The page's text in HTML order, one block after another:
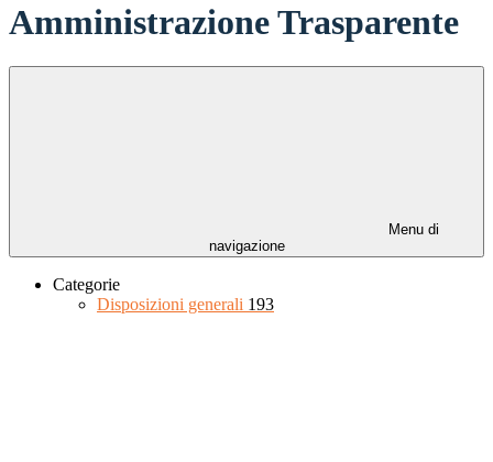
Amministrazione Trasparente
Menu di
navigazione
Categorie
Disposizioni generali 193